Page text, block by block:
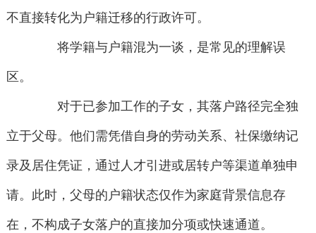
不直接转化为户籍迁移的行政许可。
将学籍与户籍混为一谈，是常见的理解误
区。
对于已参加工作的子女，其落户路径完全独
立于父母。他们需凭借自身的劳动关系、社保缴纳记
录及居住凭证，通过人才引进或居转户等渠道单独申
请。此时，父母的户籍状态仅作为家庭背景信息存
在，不构成子女落户的直接加分项或快速通道。